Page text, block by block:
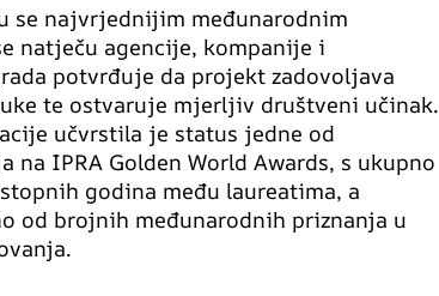
se najvrjednijim međunarodnim
natječu agencije, kompanije i
potvrđuje da projekt zadovoljava
te ostvaruje mjerljiv društveni učinak.
učvrstila je status jedne od
IPRA Golden World Awards, s ukupno
godina među laureatima, a
od brojnih međunarodnih priznanja u